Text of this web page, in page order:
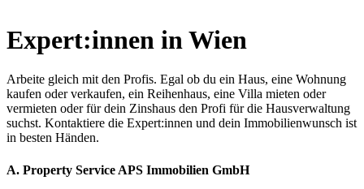
Expert:innen in Wien
Arbeite gleich mit den Profis. Egal ob du ein Haus, eine Wohnung
kaufen oder verkaufen, ein Reihenhaus, eine Villa mieten oder
vermieten oder für dein Zinshaus den Profi für die Hausverwaltung
suchst. Kontaktiere die Expert:innen und dein Immobilienwunsch ist
in besten Händen.
A. Property Service APS Immobilien GmbH